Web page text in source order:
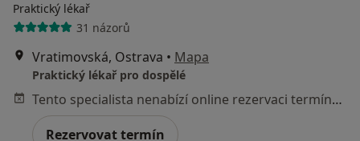
Praktický lékař
31 názorů
Vratimovská, Ostrava • Mapa
Praktický lékař pro dospělé
Tento specialista nenabízí online rezervaci termínu na této adrese.
Rezervovat termín